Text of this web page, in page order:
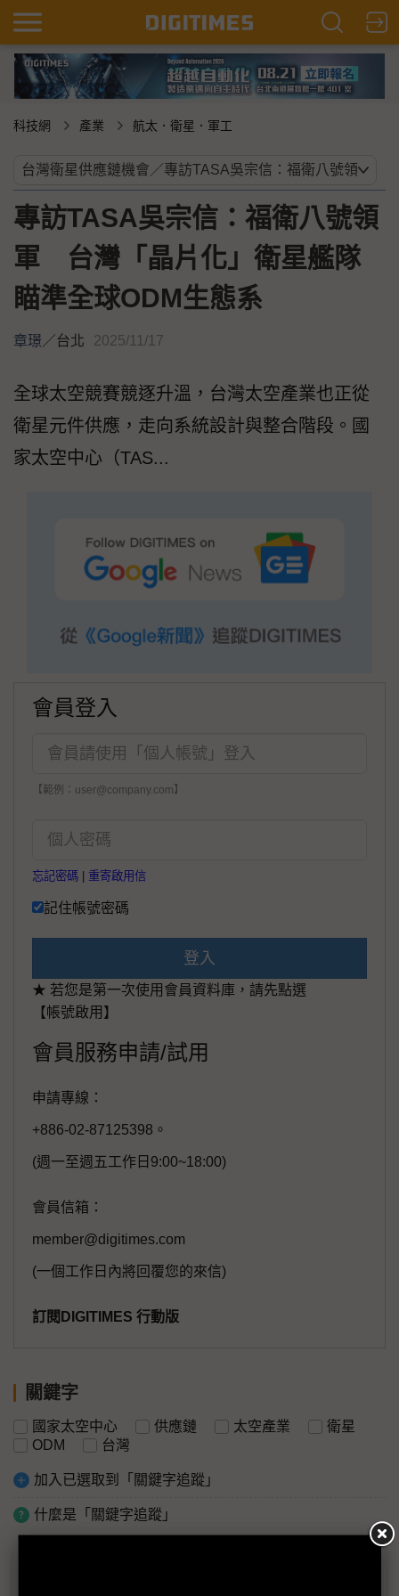
科技網 產業 航太．衛星．軍工
專訪TASA吳宗信：福衛八號領
軍 台灣「晶片化」衛星艦隊
瞄準全球ODM生態系
章璟／台北 2025/11/17
全球太空競賽競逐升溫，台灣太空產業也正從
衛星元件供應，走向系統設計與整合階段。國
家太空中心（TAS...
會員登入
【範例：user@company.com】
忘記密碼 重寄啟用信
記住帳號密碼
登入
★ 若您是第一次使用會員資料庫，請先點選
【帳號啟用】
會員服務申請/試用
申請專線：
+886-02-87125398。
(週一至週五工作日9:00~18:00)
會員信箱：
member@digitimes.com
(一個工作日內將回覆您的來信)
訂閱DIGITIMES 行動版
關鍵字
國家太空中心 供應鏈 太空產業
衛星
ODM
台灣
加入已選取到「關鍵字追蹤」
什麼是「關鍵字追蹤」